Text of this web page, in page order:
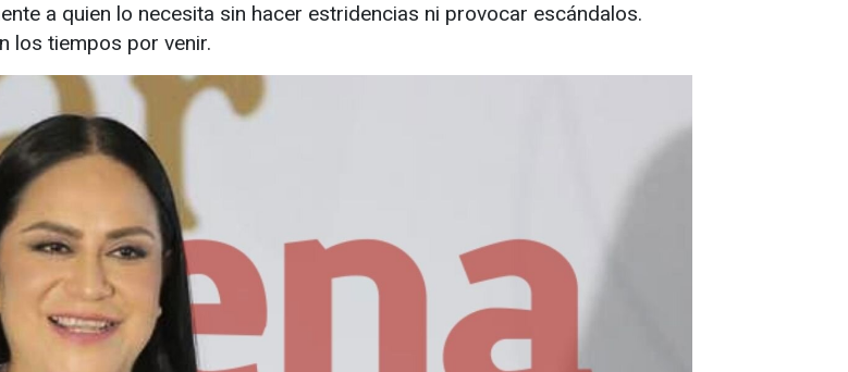
a quien lo necesita sin hacer estridencias ni provocar escándalos.
los tiempos por venir.